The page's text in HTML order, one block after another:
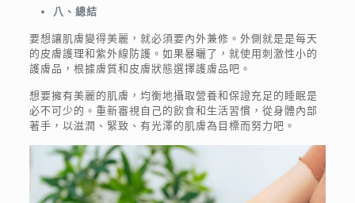
八、總結
要想讓肌膚變得美麗，就必須要內外兼修。外側就是是每天
的皮膚護理和紫外線防護。如果暴曬了，就使用刺激性小的
護膚品，根據膚質和皮膚狀態選擇護膚品吧。
想要擁有美麗的肌膚，均衡地攝取營養和保證充足的睡眠是
必不可少的。重新審視自己的飲食和生活習慣，從身體內部
著手，以滋潤、緊致、有光澤的肌膚為目標而努力吧。